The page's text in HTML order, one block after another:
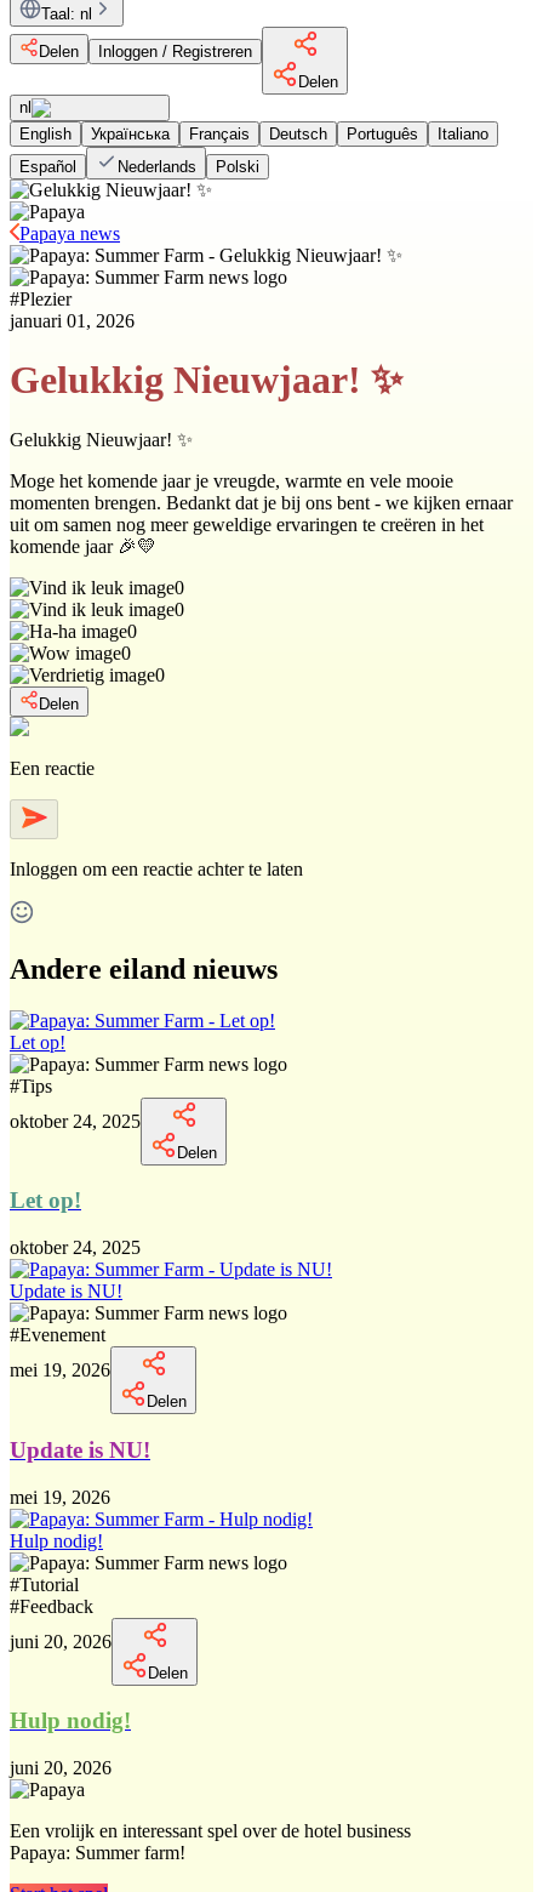
Taal : nl
Delen
Inloggen / Registreren
Delen
nl
English
Українська Français Deutsch Português
Italiano
Español
Nederlands Polski
Papaya news
#Plezier
januari 01, 2026
Gelukkig Nieuwjaar! ✨
Gelukkig Nieuwjaar! ✨
Moge het komende jaar je vreugde, warmte en vele mooie
momenten brengen. Bedankt dat je bij ons bent - we kijken ernaar
uit om samen nog meer geweldige ervaringen te creëren in het
komende jaar 🎉💛
0
0
0
0
0
Delen
Een reactie
Inloggen om een reactie achter te laten
Andere eiland nieuws
Let op!
#Tips
oktober 24, 2025
Delen
Let op!
oktober 24, 2025
Update is NU!
#Evenement
mei 19, 2026
Delen
Update is NU!
mei 19, 2026
Hulp nodig!
#Tutorial
#Feedback
juni 20, 2026
Delen
Hulp nodig!
juni 20, 2026
Een vrolijk en interessant spel over de hotel business
Papaya: Summer farm!